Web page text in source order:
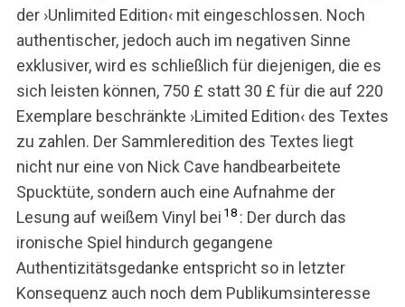
der ›Unlimited Edition‹ mit eingeschlossen. Noch
authentischer, jedoch auch im negativen Sinne
exklusiver, wird es schließlich für diejenigen, die es
sich leisten können, 750 £ statt 30 £ für die auf 220
Exemplare beschränkte ›Limited Edition‹ des Textes
zu zahlen. Der Sammleredition des Textes liegt
nicht nur eine von Nick Cave handbearbeitete
Spucktüte, sondern auch eine Aufnahme der
Lesung auf weißem Vinyl bei 18 : Der durch das
ironische Spiel hindurch gegangene
Authentizitätsgedanke entspricht so in letzter
Konsequenz auch noch dem Publikumsinteresse